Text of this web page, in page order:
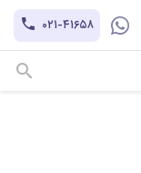
۰۲۱-۴۱۶۵۸
+۹۸-۹۳۰۲۱۲۱۱۰۱
hayatechsocial
کاتالوگ